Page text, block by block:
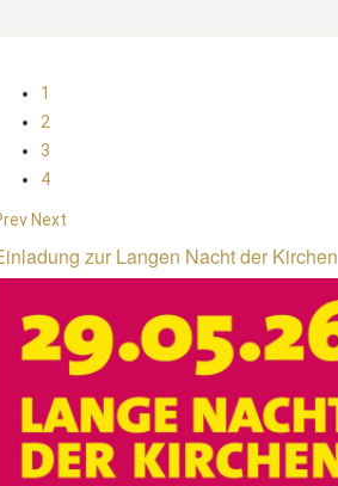
1
2
3
4
Next
zur Langen Nacht der Kirchen